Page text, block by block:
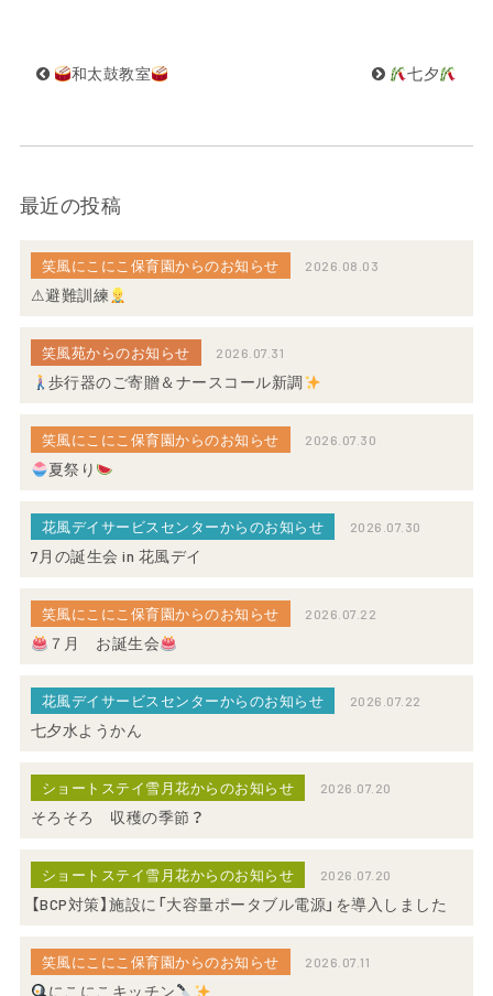
和太鼓教室 七夕
最近の投稿
笑風にこにこ保育園からのお知らせ 2026.08.03
⚠避難訓練
笑風苑からのお知らせ 2026.07.31
歩行器のご寄贈＆ナースコール新調
笑風にこにこ保育園からのお知らせ 2026.07.30
夏祭り
花風デイサービスセンターからのお知らせ 2026.07.30
7月の誕生会 in 花風デイ
笑風にこにこ保育園からのお知らせ 2026.07.22
７月 お誕生会
花風デイサービスセンターからのお知らせ 2026.07.22
七夕水ようかん
ショートステイ雪月花からのお知らせ 2026.07.20
そろそろ 収穫の季節？
ショートステイ雪月花からのお知らせ 2026.07.20
【BCP対策】施設に「大容量ポータブル電源」を導入しました
笑風にこにこ保育園からのお知らせ 2026.07.11
にこにこキッチン